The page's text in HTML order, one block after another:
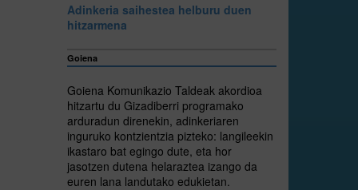
Adinkeria saihestea helburu duen
hitzarmena
Goiena
Goiena Komunikazio Taldeak akordioa
hitzartu du Gizadiberri programako
arduradun direnekin, adinkeriaren
inguruko kontzientzia pizteko: langileekin
ikastaro bat egingo dute, eta hor
jasotzen dutena helaraztea izango da
euren lana landutako edukietan.